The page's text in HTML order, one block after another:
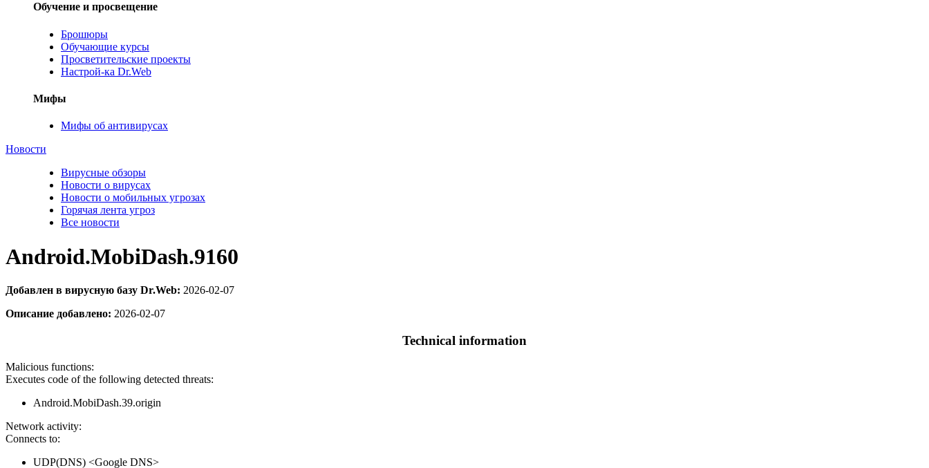
Обучение и просвещение
Брошюры
Обучающие курсы
Просветительские проекты
Настрой-ка Dr.Web
Мифы
Мифы об антивирусах
Новости
Вирусные обзоры
Новости о вирусах
Новости о мобильных угрозах
Горячая лента угроз
Все новости
Android.MobiDash.9160
Добавлен в вирусную базу Dr.Web: 2026-02-07
Описание добавлено: 2026-02-07
Technical information
Malicious functions:
Executes code of the following detected threats:
Android.MobiDash.39.origin
Network activity:
Connects to:
UDP(DNS) <Google DNS>